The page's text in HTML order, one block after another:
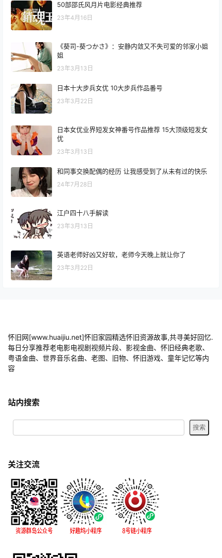
50部邵氏风月片电影经典推荐
23年4月16日
《葵司-葵つかさ》：安静内敛又不失可爱的邻家小姐
姐
23年3月13日
日本十大步兵女优 10大步兵作品番号
23年3月22日
日本女优业界短发女神番号作品推荐 15大顶级短发女
优
23年3月13日
和同事交换配偶的经历 让我感受到了从未有过的快乐
24年7月28日
江户四十八手解读
23年3月13日
英语老师好凶又好软，老师今天晚上就让你了
23年3月22日
怀旧网[www.huaijiu.net]怀旧家园精选怀旧资源故事,共寻美好回忆.
每日分享推荐老电影电视剧视频片段、影视金曲、怀旧经典老歌、
粤语金曲、世界音乐名曲、老图、旧物、怀旧游戏、童年记忆等内
容
站内搜索
关注交流